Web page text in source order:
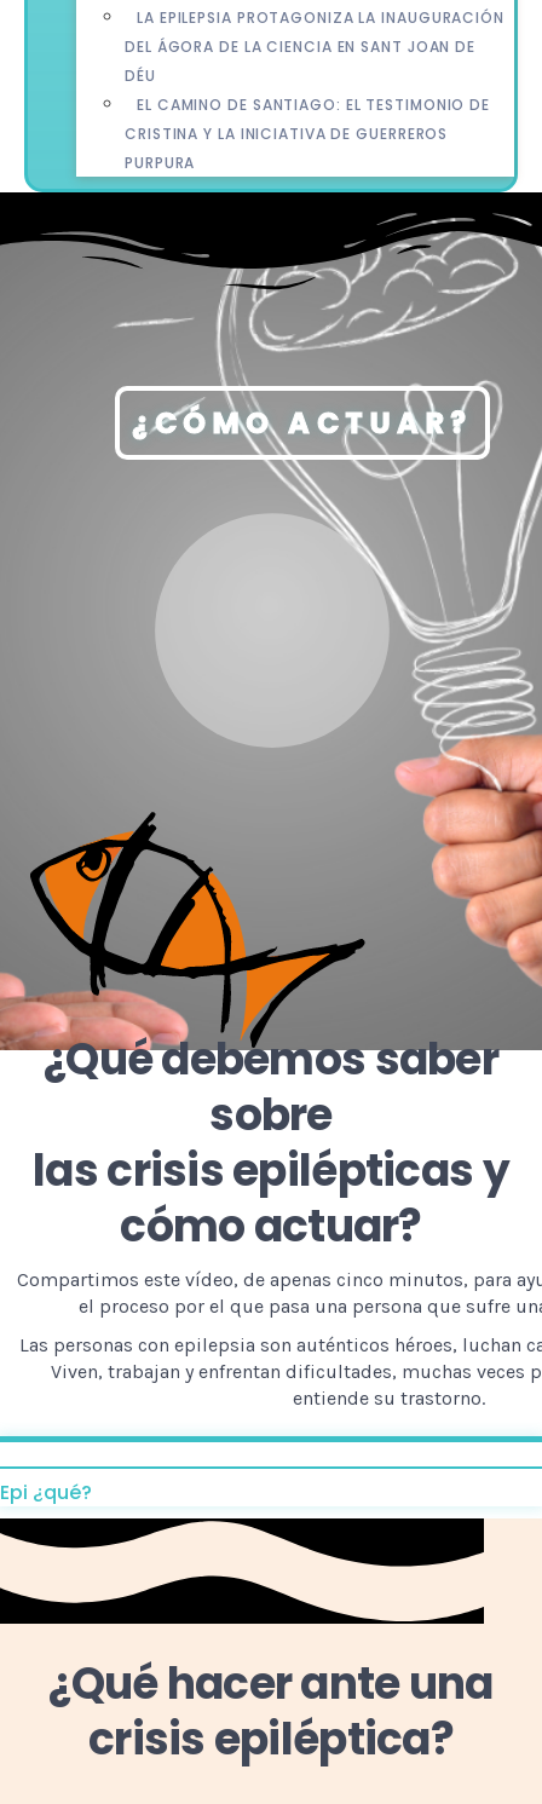
LA EPILEPSIA PROTAGONIZA LA INAUGURACIÓN
DEL ÁGORA DE LA CIENCIA EN SANT JOAN DE
DÉU
EL CAMINO DE SANTIAGO: EL TESTIMONIO DE
CRISTINA Y LA INICIATIVA DE GUERREROS
PURPURA
¿CÓMO ACTUAR?
¿Qué debemos saber
sobre
las crisis epilépticas y
cómo actuar?
Compartimos este vídeo, de apenas cinco minutos, para
el proceso por el que pasa una persona que sufre
Las personas con epilepsia son auténticos héroes, luchan
Viven, trabajan y enfrentan dificultades, muchas veces
entiende su trastorno.
Epi ¿qué?
¿Qué hacer ante una
crisis epiléptica?